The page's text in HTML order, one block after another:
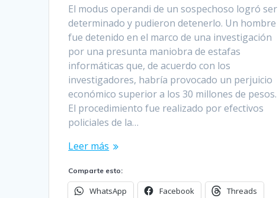
El modus operandi de un sospechoso logró ser
determinado y pudieron detenerlo. Un hombre
fue detenido en el marco de una investigación
por una presunta maniobra de estafas
informáticas que, de acuerdo con los
investigadores, habría provocado un perjuicio
económico superior a los 30 millones de pesos.
El procedimiento fue realizado por efectivos
policiales de la…
Leer más
Comparte esto:
WhatsApp Facebook Threads